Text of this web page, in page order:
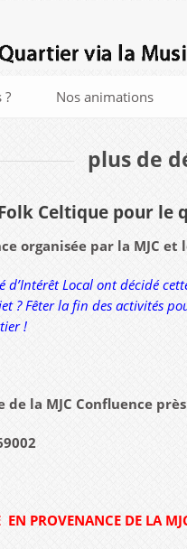
? Nos animations
plus de
Folk Celtique pour
organisée par la MJC
d’Intérêt Local ont décidé
? Fêter la fin des activités
!
de la MJC Confluence
PROVENANCE DE LA